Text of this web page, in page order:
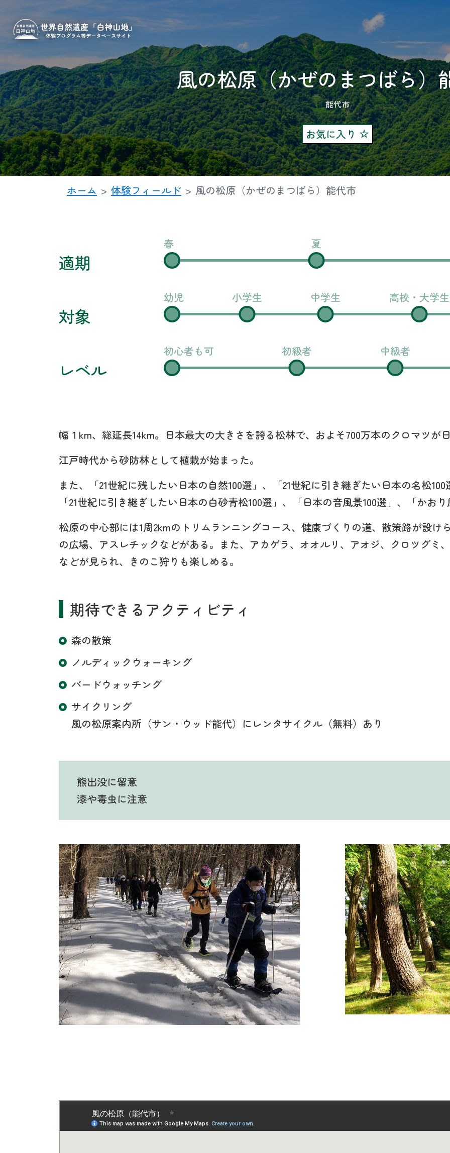
風の松原（かぜのまつばら）
能代市
お気に入り
ホーム 体験フィールド 風の松原（かぜのまつばら）能代市
適期
春 夏
対象
幼児 小学生 中学生 高校・大学生
レベル
初心者も可 初級者 中級者
幅１km、総延長14km。日本最大の大きさを誇る松林で、およそ700万本のクロマツが
江戸時代から砂防林として植栽が始まった。
また、「21世紀に残したい日本の自然100選」、「21世紀に引き継ぎたい日本の名松
「21世紀に引き継ぎしたい日本の白砂青松100選」、「日本の音風景100選」、「かお
松原の中心部には1周2kmのトリムランニングコース、健康づくりの道、散策路が設け
の広場、アスレチックなどがある。また、アカゲラ、オオルリ、アオジ、クロツグミ
などが見られ、きのこ狩りも楽しめる。
期待できるアクティビティ
森の散策
ノルディックウォーキング
バードウォッチング
サイクリング
風の松原案内所（サン・ウッド能代）にレンタサイクル（無料）あり
熊出没に留意
漆や毒虫に注意